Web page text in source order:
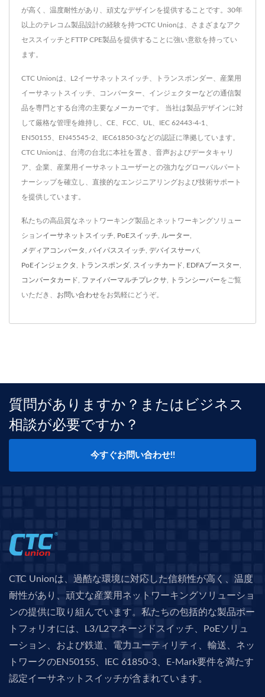
が高く、温度耐性があり、頑丈なデザインを提供することです。30年
以上のテレコム製品設計の経験を持つCTC Unionは、さまざまなアク
セススイッチとFTTP CPE製品を提供することに強い意欲を持ってい
ます。
CTC Unionは、L2イーサネットスイッチ、トランスポンダー、産業用
イーサネットスイッチ、コンバーター、インジェクターなどの通信製
品を専門とする台湾の主要なメーカーです。 当社は製品デザインに対
して厳格な管理を維持し、CE、FCC、UL、IEC 62443-4-1、
EN50155、EN45545-2、IEC61850-3などの認証に準拠しています。
CTC Unionは、台湾の台北に本社を置き、音声およびデータキャリ
ア、企業、産業用イーサネットユーザーとの強力なグローバルパート
ナーシップを確立し、直接的なエンジニアリングおよび技術サポート
を提供しています。
私たちの高品質なネットワーキング製品とネットワーキングソリュー
ションイーサネットスイッチ, PoEスイッチ, ルーター,
メディアコンバータ , バイパススイッチ, デバイスサーバ,
PoEインジェクタ , トランスポンダ, スイッチカード, EDFAブースター,
コンバータカード, ファイバーマルチプレクサ, トランシーバーをご覧
いただき、 お問い合わせをお気軽にどうぞ。
質問がありますか？またはビジネス
相談が必要ですか？
今すぐお問い合わせ!!
CTC Unionは、過酷な環境に対応した信頼性が高く、温度
耐性があり、頑丈な産業用ネットワーキングソリューショ
ンの提供に取り組んでいます。私たちの包括的な製品ポー
トフォリオには、L3/L2マネージドスイッチ、PoEソリュ
ーション、および鉄道、電力ユーティリティ、輸送、ネッ
トワークのEN50155、IEC 61850-3、E-Mark要件を満たす
認定イーサネットスイッチが含まれています。